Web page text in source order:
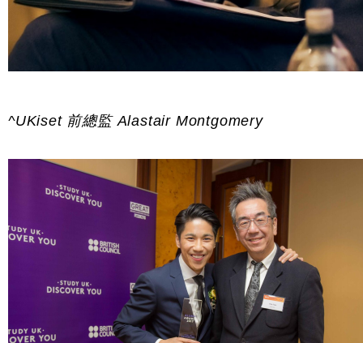
^UKiset 前總監 Alastair Montgomery